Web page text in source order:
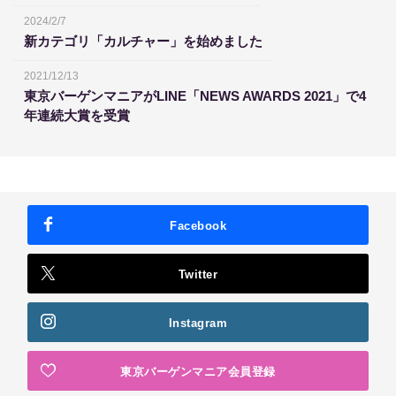
2024/2/7
新カテゴリ「カルチャー」を始めました
2021/12/13
東京バーゲンマニアがLINE「NEWS AWARDS 2021」で4
年連続大賞を受賞
Facebook
Twitter
Instagram
東京バーゲンマニア会員登録